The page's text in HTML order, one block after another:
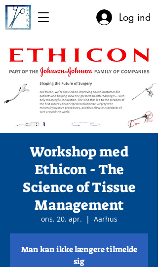
Log ind
Workshop med
Ethicon - The
Science of Tissue
Management
ons. 20. apr.
  |
Aarhus
Man kan ikke længere tilmelde
sig